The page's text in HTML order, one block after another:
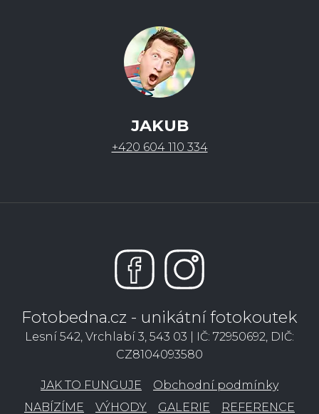
JAKUB
+420 604 110 334
Fotobedna.cz - unikátní fotokoutek
Lesní 542, Vrchlabí 3, 543 03 | IČ: 72950692, DIČ:
CZ8104093580
JAK TO FUNGUJE
Obchodní podmínky
NABÍZÍME
VÝHODY GALERIE REFERENCE